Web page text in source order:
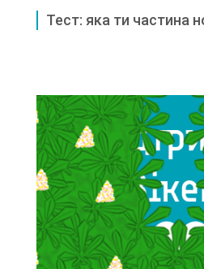
Тест: яка ти частина